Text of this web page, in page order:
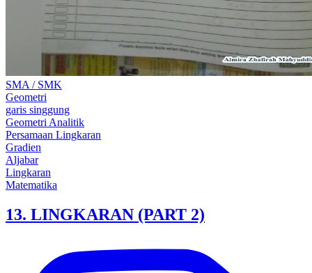
SMA / SMK
Geometri
garis singgung
Geometri Analitik
Persamaan Lingkaran
Gradien
Aljabar
Lingkaran
Matematika
13. LINGKARAN (PART 2)